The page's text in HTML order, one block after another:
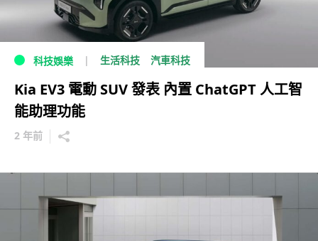
科技娛樂 生活科技 汽車科技
Kia EV3 電動 SUV 發表 內置 ChatGPT 人工智
能助理功能
2 年前